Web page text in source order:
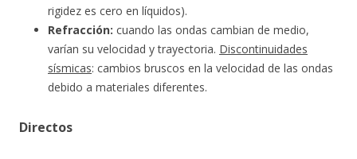
rigidez es cero en líquidos).
Refracción: cuando las ondas cambian de medio,
varían su velocidad y trayectoria. Discontinuidades
sísmicas: cambios bruscos en la velocidad de las ondas
debido a materiales diferentes.
Directos